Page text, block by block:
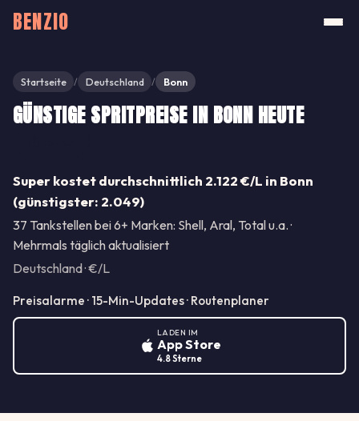
BENZIO
Startseite / Deutschland / Bonn
GÜNSTIGE SPRITPREISE IN BONN HEUTE
Super kostet durchschnittlich 2.122 €/L in Bonn
(günstigster: 2.049)
37 Tankstellen bei 6+ Marken: Shell, Aral, Total u.a. ·
Mehrmals täglich aktualisiert
Deutschland · €/L
Preisalarme · 15-Min-Updates · Routenplaner
LADEN IM
App Store
4.8 Sterne